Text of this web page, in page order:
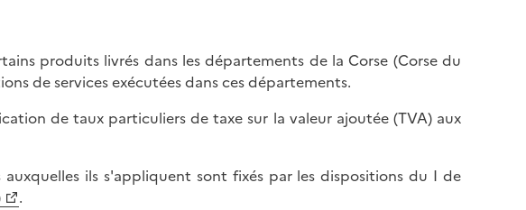
produits livrés dans les départements de la Corse (Corse du
de services exécutées dans ces départements.
de taux particuliers de taxe sur la valeur ajoutée (TVA) aux
ils s'appliquent sont fixés par les dispositions du I de
.